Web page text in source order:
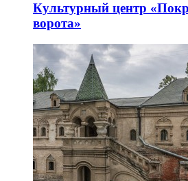
Культурный центр
ворота»